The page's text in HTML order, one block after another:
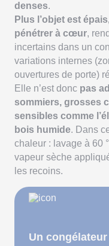
denses.
Plus l’objet est
pénétrer à cœur,
incertains dans un
variations internes
ouvertures de porte)
Elle n’est donc pas
sommiers, grosses
sensibles comme
bois humide. Dans
chaleur : lavage à 60
vapeur sèche
les recoins.
Un